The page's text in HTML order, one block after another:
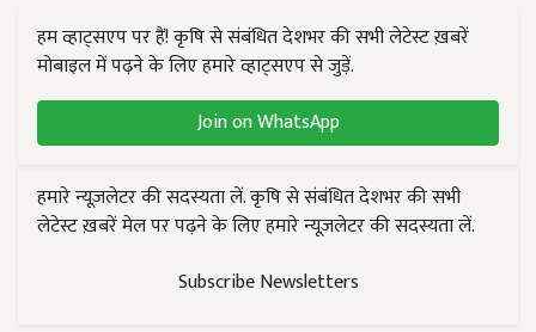
हम व्हाट्सएप पर हैं! कृषि से संबंधित देशभर की सभी लेटेस्ट ख़बरें
मोबाइल में पढ़ने के लिए हमारे व्हाट्सएप से जुड़ें.
Join on WhatsApp
हमारे न्यूज़लेटर की सदस्यता लें. कृषि से संबंधित देशभर की सभी
लेटेस्ट ख़बरें मेल पर पढ़ने के लिए हमारे न्यूज़लेटर की सदस्यता लें.
Subscribe Newsletters